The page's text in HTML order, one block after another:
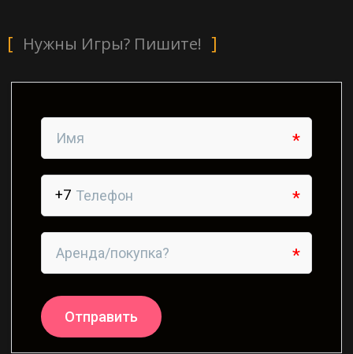
Нужны Игры? Пишите!